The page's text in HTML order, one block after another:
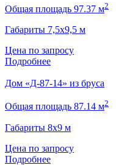
Общая площадь 97.37 м2
Габариты 7,5х9,5 м
Цена по запросу
Подробнее
Дом «Д-87-14» из бруса
Общая площадь 87.14 м2
Габариты 8х9 м
Цена по запросу
Подробнее